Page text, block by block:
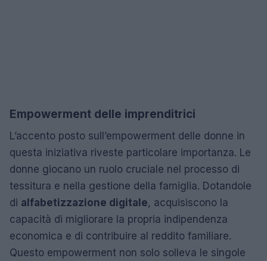
Empowerment delle imprenditrici
L’accento posto sull’empowerment delle donne in
questa iniziativa riveste particolare importanza. Le
donne giocano un ruolo cruciale nel processo di
tessitura e nella gestione della famiglia. Dotandole
di alfabetizzazione digitale, acquisiscono la
capacità di migliorare la propria indipendenza
economica e di contribuire al reddito familiare.
Questo empowerment non solo solleva le singole